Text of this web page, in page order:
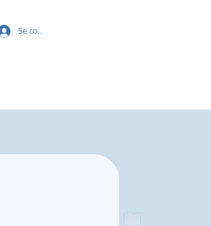
Se connecter